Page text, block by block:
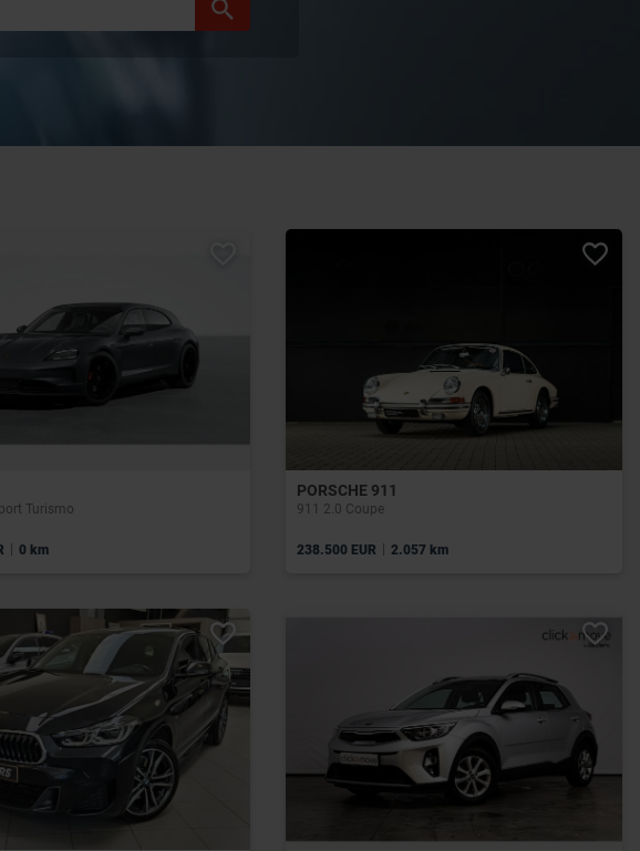
Turismo
| 0 km
PORSCHE 911
911 2.0 Coupe
238.500 EUR | 2.057 km